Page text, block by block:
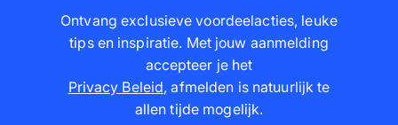
Ontvang exclusieve voordeelacties, leuke
tips en inspiratie. Met jouw aanmelding
accepteer je het
Privacy Beleid,afmelden is natuurlijk te
allen tijde mogelijk.